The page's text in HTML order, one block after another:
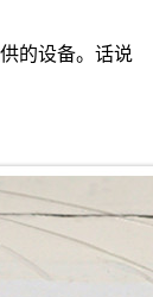
的设备。话说